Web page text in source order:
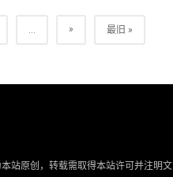
... » 最旧 »
站原创，转载需取得本站许可并注明文